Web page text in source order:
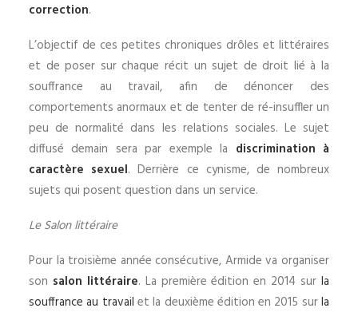
correction.
L’objectif de ces petites chroniques drôles et littéraires
et de poser sur chaque récit un sujet de droit lié à la
souffrance au travail, afin de dénoncer des
comportements anormaux et de tenter de ré-insuffler un
peu de normalité dans les relations sociales. Le sujet
diffusé demain sera par exemple la discrimination à
caractère sexuel. Derrière ce cynisme, de nombreux
sujets qui posent question dans un service.
Le Salon littéraire
Pour la troisième année consécutive, Armide va organiser
son salon littéraire. La première édition en 2014 surla
souffrance au travail et la deuxième édition en 2015 surla